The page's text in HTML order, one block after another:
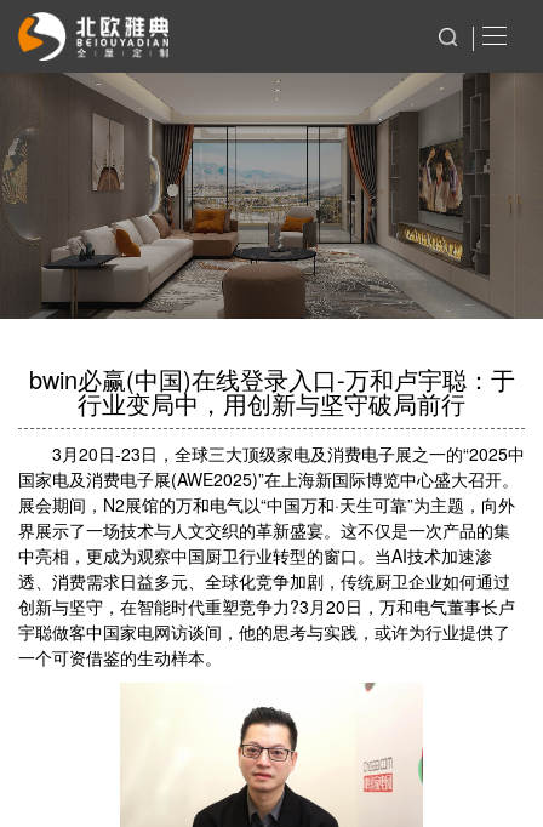
bwin必赢(中国)在线登录入口-万和卢宇聪：于
行业变局中，用创新与坚守破局前行
3月20日-23日，全球三大顶级家电及消费电子展之一的“2025中
国家电及消费电子展(AWE2025)”在上海新国际博览中心盛大召开。
展会期间，N2展馆的万和电气以“中国万和·天生可靠”为主题，向外
界展示了一场技术与人文交织的革新盛宴。这不仅是一次产品的集
中亮相，更成为观察中国厨卫行业转型的窗口。当AI技术加速渗
透、消费需求日益多元、全球化竞争加剧，传统厨卫企业如何通过
创新与坚守，在智能时代重塑竞争力?3月20日，万和电气董事长卢
宇聪做客中国家电网访谈间，他的思考与实践，或许为行业提供了
一个可资借鉴的生动样本。